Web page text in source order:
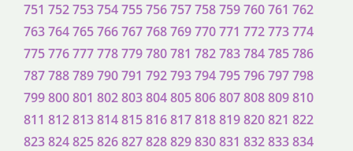
751 752753754755756757758759760761 762
763764765766767768769770771 772773774
775776777778779780781 782783784785786
787788789790791 792793794795796797798
799800801 802803804805806807808809810
811 812813814815816817818819820821 822
823824825826827828829830831 832833834